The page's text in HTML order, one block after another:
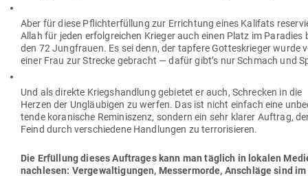
Aber für diese Pflicht­er­füllung zur Errichtung eines Kalifats
Allah für jeden erfolg­reichen Krieger auch einen Platz im Paradies
den 72 Jung­frauen. Es sei denn, der tapfere Got­tes­krieger wurde
einer Frau zur Strecke gebracht — dafür gibt’s nur Schmach und
Und als direkte Kriegs­handlung gebietet er auch, Schrecken in die
Herzen der Ungläu­bigen zu werfen. Das ist nicht einfach eine
tende kora­nische Remi­niszenz, sondern ein sehr klarer Auftrag,
Feind durch ver­schiedene Hand­lungen zu terrorisieren.
Die Erfüllung dieses Auf­trages kann man täglich in lokalen
nach­lesen: Ver­ge­wal­ti­gungen, Mes­ser­morde, Anschläge sind im